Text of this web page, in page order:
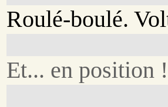
Roulé-boulé.
Et... en position !